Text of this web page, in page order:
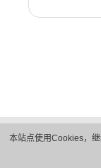
本站点使用Cookies，